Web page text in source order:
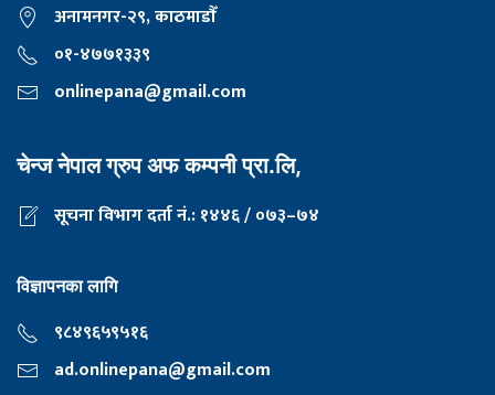
अनामनगर-२९, काठमाडाैँ
०१-४७७१३३९
onlinepana@gmail.com
चेन्ज नेपाल ग्रुप अफ कम्पनी प्रा.लि,
सूचना विभाग दर्ता नं.: १४४६ / ०७३–७४
विज्ञापनका लागि
९८४९६५९५१६
ad.onlinepana@gmail.com